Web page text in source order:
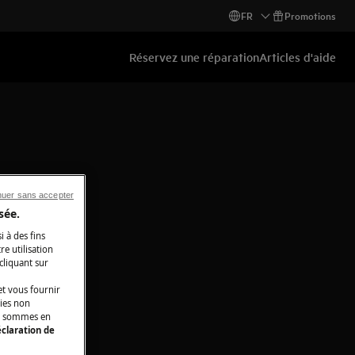
FR Promotions
Réservez une réparationArticles d'aide
à des fins
utilisation
sur
vous fournir
non
en
de
sans accepter